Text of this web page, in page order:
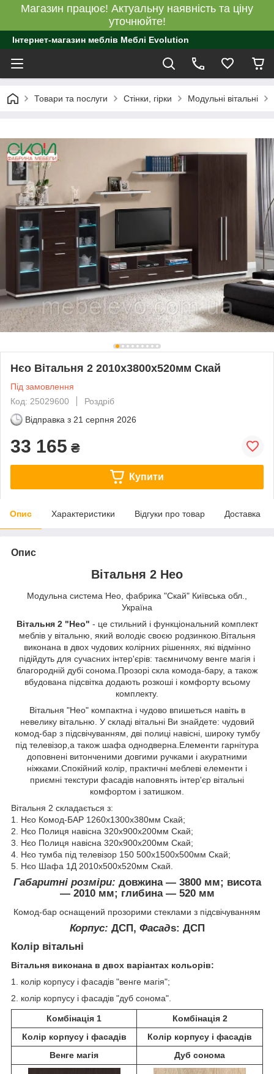
Магазин працює! Актуальну наявність та ціну
уточнюйте!
Інтернет-магазин меблів Меблі Evolution
Товари та послуги Стінки, гірки Модульні вітальні
Нєо Вітальня 2 2010х3800х520мм Скай
Під замовлення
Код: 25029600
Роздріб
Відправка з 21 серпня 2026
33 165 ₴
Купити
Опис Характеристики Відгуки про товар Доставка
Опис
Вітальня 2 Нео
Модульна система Нео, фабрика "Скай" Київська обл.,
Україна
Вітальня 2 "Нео" - це стильний і функціональний комплект
меблів у вітальню, який володіє своєю родзинкою.Вітальня
виконана в двох чудових колірних рішеннях, які відмінно
підійдуть для сучасних інтер'єрів: таємничому венге магія і
благородній дубі сонома.Прозорі скла комода-бару, а також
вбудована підсвітка додають розкоші і комфорту всьому
комплекту.
Вітальня "Нео" компактна і чудово впишеться навіть в
невелику вітальню. У складі вітальні Ви знайдете: чудовий
комод-бар з підсвічуванням, дві полиці навісні, широку тумбу
під телевізор,а також шафа однодверна.Елементи гарнітура
доповнені витонченими довгими ручками і акуратними
ніжками.Спокійний колір, практичні меблеві елементи і
приємні текстури фасадів наповнять інтер'єр вітальні
комфортом і затишком.
Вітальня 2 складається з:
1. Нєо Комод-БАР 1260х1300х380мм Скай;
2. Нєо Полиця навісна 320х900х200мм Скай;
3. Нєо Полиця навісна 320х900х200мм Скай;
4. Нєо тумба під телевізор 150 500х1500х500мм Скай;
5. Нєо Шафа 1Д 2010х500х520мм Скай.
Габаритні розміри: довжина ― 3800 мм; висота
― 2010 мм; глибина ― 520 мм
Комод-бар оснащений прозорими стеклами з підсвічуванням
Корпус: ДСП, Фасадs: ДСП
Колір вітальні
Вітальня виконана в двох варіантах кольорів:
1. колір корпусу і фасадів "венге магія";
2. колір корпусу і фасадів "дуб сонома".
Комбінація 1
Комбінація 2
Колір корпусу і фасадів
Колір корпусу і фасадів
Венге магія
Дуб сонома